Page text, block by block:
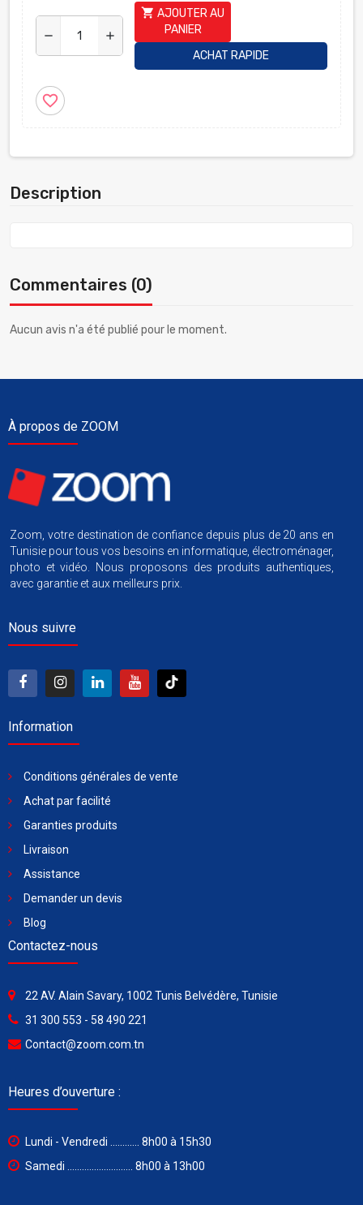
remove add
shopping_cart AJOUTER AU
PANIER
ACHAT RAPIDE
favorite_border
Description
Commentaires (0)
Aucun avis n'a été publié pour le moment.
À propos de ZOOM
Zoom, votre destination de confiance depuis plus de 20 ans en
Tunisie pour tous vos besoins en informatique, électroménager,
photo et vidéo. Nous proposons des produits authentiques,
avec garantie et aux meilleurs prix.
Nous suivre
Information
Conditions générales de vente
Achat par facilité
Garanties produits
Livraison
Assistance
Demander un devis
Blog
Contactez-nous
22 AV. Alain Savary, 1002 Tunis Belvédère, Tunisie
31 300 553 - 58 490 221
Contact@zoom.com.tn
Heures d’ouverture :
Lundi - Vendredi ............ 8h00 à 15h30
Samedi ........................... 8h00 à 13h00